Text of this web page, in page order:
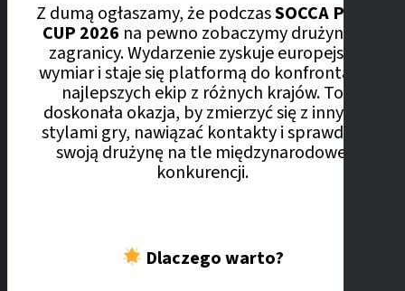
Z dumą ogłaszamy, że podczasSOCCA PRO
CUP 2026 na pewno zobaczymy drużyny z
zagranicy. Wydarzenie zyskuje europejski
wymiar i staje się platformą do konfrontacji
najlepszych ekip z różnych krajów. To
doskonała okazja, by zmierzyć się z innymi
stylami gry, nawiązać kontakty i sprawdzić
swoją drużynę na tle międzynarodowej
konkurencji.
Dlaczego warto?